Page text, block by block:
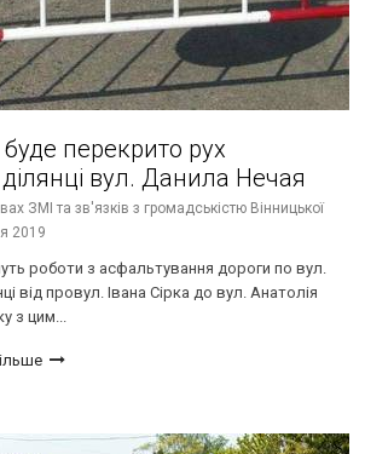
буде перекрито рух
вул. Данила Нечая
ЗМІ та зв'язків з громадськістю Вінницької
2019
роботи з асфальтування дороги по вул.
від провул. Івана Сірка до вул. Анатолія
з цим...